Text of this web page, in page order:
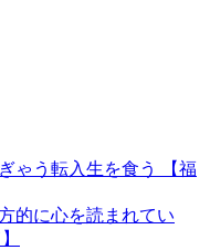
ゃう転入生を食う 【福
的に心を読まれてい